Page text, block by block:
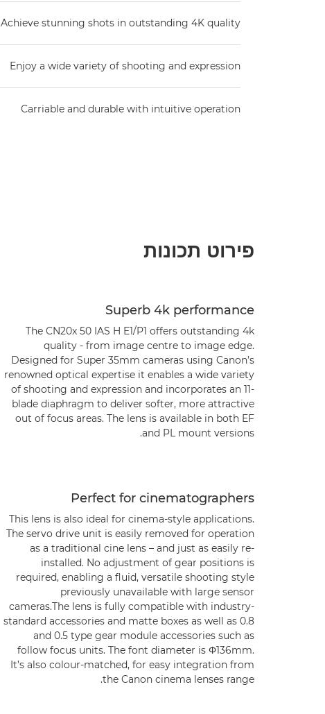
Achieve stunning shots in outstanding 4K quality
Enjoy a wide variety of shooting and expression
Carriable and durable with intuitive operation
פירוט תכונות
Superb 4k performance
The CN20x 50 IAS H E1/P1 offers outstanding 4k
quality - from image centre to image edge.
Designed for Super 35mm cameras using Canon’s
renowned optical expertise it enables a wide variety
of shooting and expression and incorporates an 11-
blade diaphragm to deliver softer, more attractive
out of focus areas. The lens is available in both EF
and PL mount versions.
Perfect for cinematographers
This lens is also ideal for cinema-style applications.
The servo drive unit is easily removed for operation
as a traditional cine lens – and just as easily re-
installed. No adjustment of gear positions is
required, enabling a fluid, versatile shooting style
previously unavailable with large sensor
cameras.The lens is fully compatible with industry-
standard accessories and matte boxes as well as 0.8
and 0.5 type gear module accessories such as
follow focus units. The font diameter is Φ136mm.
It’s also colour-matched, for easy integration from
the Canon cinema lenses range.